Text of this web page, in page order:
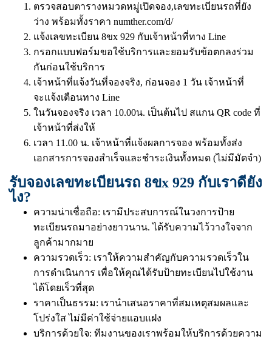
ตรวจสอบตารางหมวดหมู่เปิดจอง,เลขทะเบียนรถที่ยัง
ว่าง พร้อมทั้งราคา numther.com/d/
แจ้งเลขทะเบียน 8ขx 929 กับเจ้าหน้าที่ทาง Line
กรอกแบบฟอร์มขอใช้บริการและยอมรับข้อตกลงร่วม
กันก่อนใช้บริการ
เจ้าหน้าที่แจ้งวันที่จองจริง, ก่อนจอง 1 วัน เจ้าหน้าที่
จะแจ้งเตือนทาง Line
ในวันจองจริง เวลา 10.00น. เป็นต้นไป สแกน QR code ที่
เจ้าหน้าที่ส่งให้
เวลา 11.00 น. เจ้าหน้าที่แจ้งผลการจอง พร้อมทั้งส่ง
เอกสารการจองสำเร็จและชำระเงินทั้งหมด (ไม่มีมัดจำ)
รับจองเลขทะเบียนรถ 8ขx 929 กับเราดียัง
ไง?
ความน่าเชื่อถือ: เรามีประสบการณ์ในวงการป้าย
ทะเบียนรถมาอย่างยาวนาน. ได้รับความไว้วางใจจาก
ลูกค้ามากมาย
ความรวดเร็ว: เราให้ความสำคัญกับความรวดเร็วใน
การดำเนินการ เพื่อให้คุณได้รับป้ายทะเบียนไปใช้งาน
ได้โดยเร็วที่สุด
ราคาเป็นธรรม: เรานำเสนอราคาที่สมเหตุสมผลและ
โปร่งใส ไม่มีค่าใช้จ่ายแอบแฝง
บริการด้วยใจ: ทีมงานของเราพร้อมให้บริการด้วยความ